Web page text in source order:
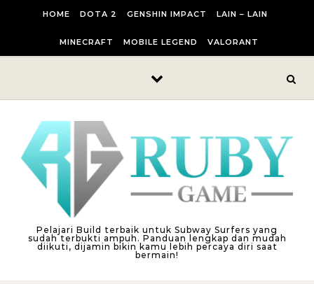
HOME DOTA 2 GENSHIN IMPACT LAIN – LAIN
MINECRAFT MOBILE LEGEND VALORANT
Pelajari Build terbaik untuk Subway Surfers yang
sudah terbukti ampuh. Panduan lengkap dan mudah
diikuti, dijamin bikin kamu lebih percaya diri saat
bermain!